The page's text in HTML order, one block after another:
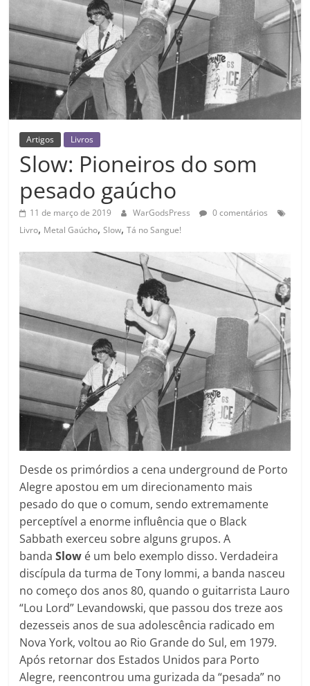
Artigos Livros
Slow: Pioneiros do som
pesado gaúcho
11 de março de 2019 WarGodsPress
0 comentários
Livro, Metal Gaúcho,Slow,Tá no Sangue!
Desde os primórdios a cena underground de Porto
Alegre apostou em um direcionamento mais
pesado do que o comum, sendo extremamente
perceptível a enorme influência que o Black
Sabbath exerceu sobre alguns grupos. A
bandaSlow é um belo exemplo disso. Verdadeira
discípula da turma de Tony Iommi, a banda nasceu
no começo dos anos 80, quando o guitarrista Lauro
“Lou Lord” Levandowski, que passou dos treze aos
dezesseis anos de sua adolescência radicado em
Nova York, voltou ao Rio Grande do Sul, em 1979.
Após retornar dos Estados Unidos para Porto
Alegre, reencontrou uma gurizada da “pesada” no